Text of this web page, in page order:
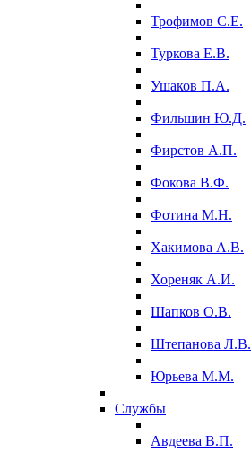
Трофимов С.Е.
Туркова Е.В.
Ушаков П.А.
Фильшин Ю.Д.
Фирстов А.П.
Фокова В.Ф.
Фотина М.Н.
Хакимова А.В.
Хореняк А.И.
Шапков О.В.
Штепанова Л.В.
Юрьева М.М.
Службы
Авдеева В.П.